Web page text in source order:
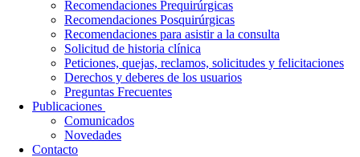
Recomendaciones Prequirúrgicas
Recomendaciones Posquirúrgicas
Recomendaciones para asistir a la consulta
Solicitud de historia clínica
Peticiones, quejas, reclamos, solicitudes y felicitaciones
Derechos y deberes de los usuarios
Preguntas Frecuentes
Publicaciones
Comunicados
Novedades
Contacto